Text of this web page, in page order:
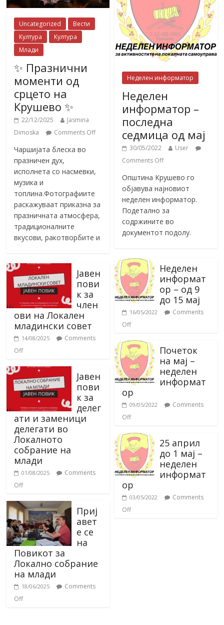
Uncategorized
Вести
Култура
Култура
Млади
✨ Празнични
моменти од
срцето на
Крушево ✨
22/12/2025
Jasmina
Dimoska
Comments Off
Чаршијата блеска во
празничен дух,
исполнета со насмевки,
музика и
топлина.Фотографиите
раскажуваат приказна за
празничната атмосфера,
традиционалните
вкусови, ракотворбите и
Јавен
пови
к за
член
ови на Локален
младински совет
14/08/2025
Comments
Off
Јавен
пови
к за
делег
ати и заменици
делегати во
Локалното
собрание на
млади
01/08/2025
Comments
Off
Приј
авет
е се
на
Повикот за
Локално собрание
на млади
18/06/2025
Comments
Off
Неделен информатор
Неделен
информатор –
последна
седмица од мај
30/05/2022
User
Comments Off
Општина Крушево го
објавува најновиот
неделен информатор.
Подетално за
содржините во
документот подолу.
Неделен
информат
ор – од 9
до 15 мај
16/05/2022
Comments
Off
Почеток
на мај –
неделен
информат
ор
09/05/2022
Comments
Off
25 април
до 1 мај –
неделен
информат
ор
03/05/2022
Comments
Off